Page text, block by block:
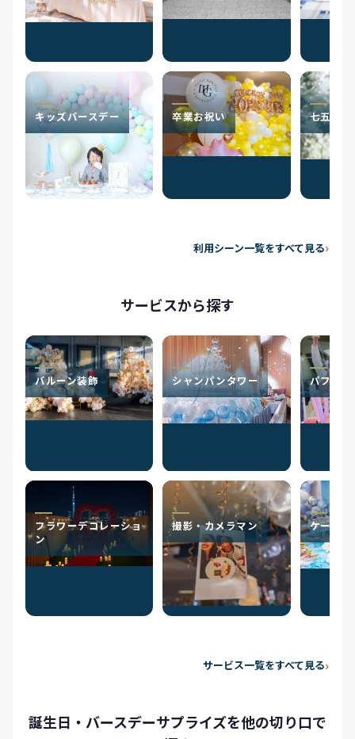
キッズバースデー 卒業お祝い 七五三
利用シーン一覧をすべて見る
サービスから探す
バルーン装飾
フラワーデコレーショ
ン
シャンパンタワー
撮影・カメラマン
パフォー
ケータリ
サービス一覧をすべて見る
誕生日・バースデーサプライズを他の切り口で